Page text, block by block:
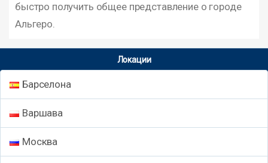
быстро получить общее представление о городе
Альгеро.
Локации
Барселона
Варшава
Москва